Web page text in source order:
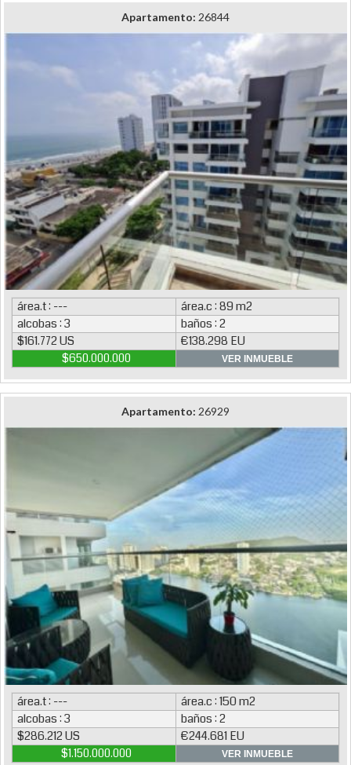
Apartamento: 26844
área.t : ---
área.c : 89 m2
alcobas : 3
baños : 2
$161.772 US
€138.298 EU
$650.000.000 VER INMUEBLE
Apartamento: 26929
área.t : ---
área.c : 150 m2
alcobas : 3
baños : 2
$286.212 US
€244.681 EU
$1.150.000.000 VER INMUEBLE